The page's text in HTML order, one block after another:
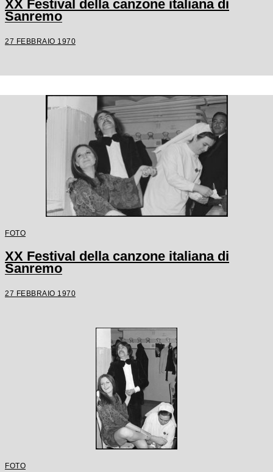
XX Festival della canzone italiana di
Sanremo
27 FEBBRAIO 1970
FOTO
XX Festival della canzone italiana di
Sanremo
27 FEBBRAIO 1970
FOTO